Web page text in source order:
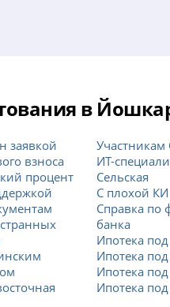
в
заявкой
взноса
процент
ИТ-
Сельская
С плохой КИ
Справка по
банка
Ипотека
Ипотека
Ипотека
Ипотека